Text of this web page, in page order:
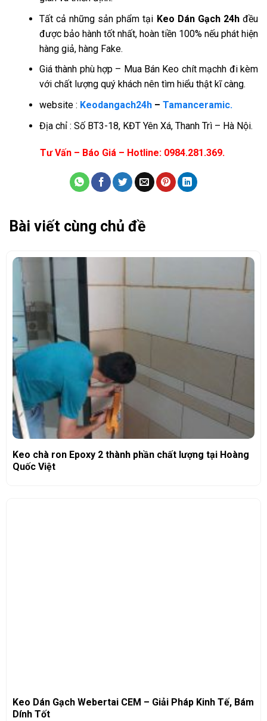
Tất cả những sản phẩm tại Keo Dán Gạch 24hđều
được bảo hành tốt nhất, hoàn tiền 100% nếu phát hiện
hàng giả, hàng Fake.
Giá thành phù hợp – Mua Bán Keo chít mạchh đi kèm
với chất lượng quý khách nên tìm hiểu thật kĩ càng.
website : Keodangach24h– Tamanceramic.
Địa chỉ : Số BT3-18, KĐT Yên Xá, Thanh Trì – Hà Nội.
Tư Vấn – Báo Giá – Hotline: 0984.281.369.
Bài viết cùng chủ đề
Keo chà ron Epoxy 2 thành phần chất lượng tại Hoàng
Quốc Việt
Keo Dán Gạch Webertai CEM – Giải Pháp Kinh Tế, Bám
Dính Tốt